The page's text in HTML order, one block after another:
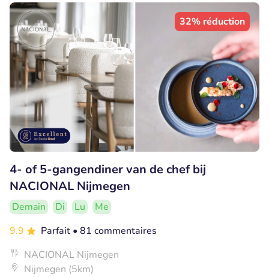
32% réduction
4- of 5-gangendiner van de chef bij
NACIONAL Nijmegen
Demain Di Lu
Me
9.9
Parfait • 81 commentaires
NACIONAL Nijmegen
Nijmegen (5km)